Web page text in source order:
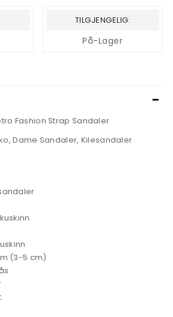
TILGJENGELIG:
På-Lager
Fashion Strap Sandaler
Dame Sandaler, Kilesandaler
(3-5 cm)